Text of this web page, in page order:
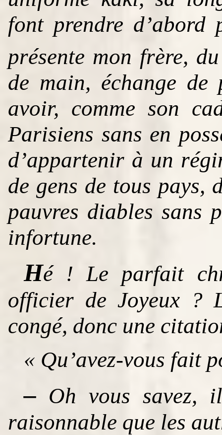
font prendre
présente mon frère,
de main, échange
avoir, comme son
Parisiens sans en
d’appartenir à un
de gens de tous pays,
pauvres diables sans
infortune.
Hé ! Le parfait
officier de Joyeux ?
congé, donc une
« Qu’avez-vous fait
– Oh vous savez,
raisonnable que les